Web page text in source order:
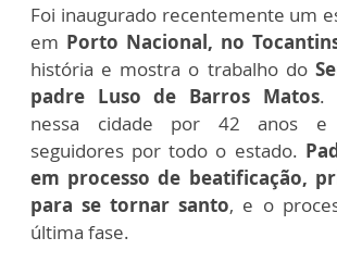
Foi inaugurado recentemente um
em Porto Nacional, no
história e mostra o trabalho do
padre Luso de Barros Matos.
nessa cidade por 42 anos
seguidores por todo o estado.
em processo de beatificação,
para se tornar santo, e o
última fase.